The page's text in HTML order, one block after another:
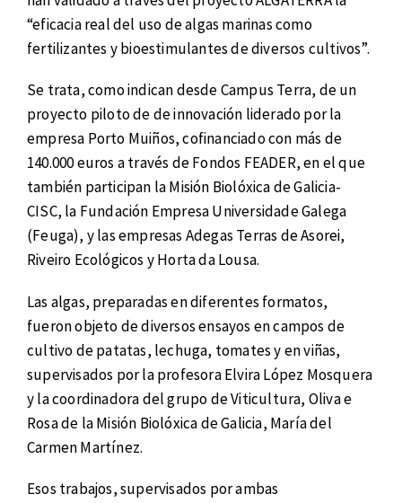
“eficacia real del uso de algas marinas como
fertilizantes y bioestimulantes de diversos cultivos”.
Se trata, como indican desde Campus Terra, de un
proyecto piloto de de innovación liderado por la
empresa Porto Muiños, cofinanciado con más de
140.000 euros a través de Fondos FEADER, en el que
también participan la Misión Biolóxica de Galicia-
CISC, la Fundación Empresa Universidade Galega
(Feuga), y las empresas Adegas Terras de Asorei,
Riveiro Ecológicos y Horta da Lousa.
Las algas, preparadas en diferentes formatos,
fueron objeto de diversos ensayos en campos de
cultivo de patatas, lechuga, tomates y en viñas,
supervisados por la profesora Elvira López Mosquera
y la coordinadora del grupo de Viticultura, Oliva e
Rosa de la Misión Biolóxica de Galicia, María del
Carmen Martínez.
Esos trabajos, supervisados por ambas